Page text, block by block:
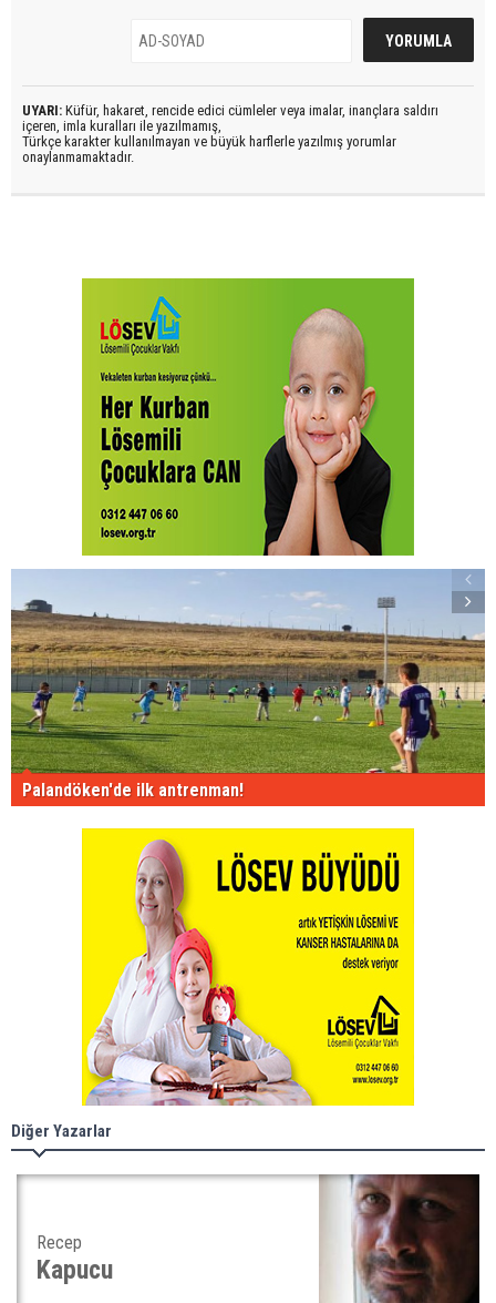
UYARI: Küfür, hakaret, rencide edici cümleler veya imalar, inançlara saldırı
içeren, imla kuralları ile yazılmamış,
Türkçe karakter kullanılmayan ve büyük harflerle yazılmış yorumlar
onaylanmamaktadır.
Palandöken'de ilk antrenman!
Diğer Yazarlar
Recep
Kapucu